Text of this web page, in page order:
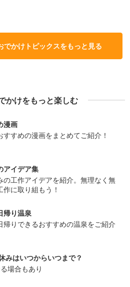
でかけトピックスをもっと見る
かけをもっと楽しむ
漫画
すすめの漫画をまとめてご紹介！
アイデア集
の工作アイデアを紹介。無理なく無
に取り組もう！
帰り温泉
帰りできるおすすめの温泉をご紹介
みはいつからいつまで？
場合もあり